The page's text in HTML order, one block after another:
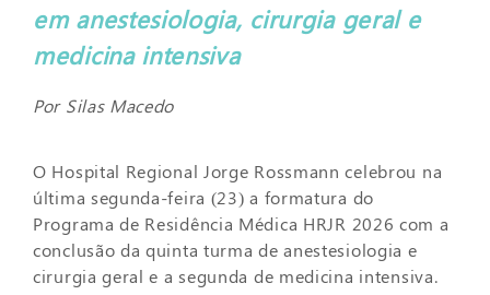
em anestesiologia, cirurgia geral e
medicina intensiva
Por Silas Macedo
O Hospital Regional Jorge Rossmann celebrou na
última segunda-feira (23) a formatura do
Programa de Residência Médica HRJR 2026 com a
conclusão da quinta turma de anestesiologia e
cirurgia geral e a segunda de medicina intensiva.